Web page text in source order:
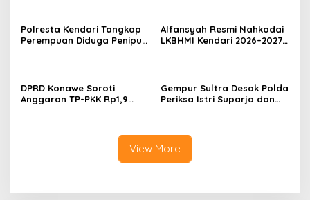
Polresta Kendari Tangkap
Perempuan Diduga Penipu
Alfansyah Resmi Nahkodai
LKBHMI Kendari 2026–2027,
DPRD Konawe Soroti
Anggaran TP-PKK Rp1,9
Gempur Sultra Desak Polda
Periksa Istri Suparjo dan
View More